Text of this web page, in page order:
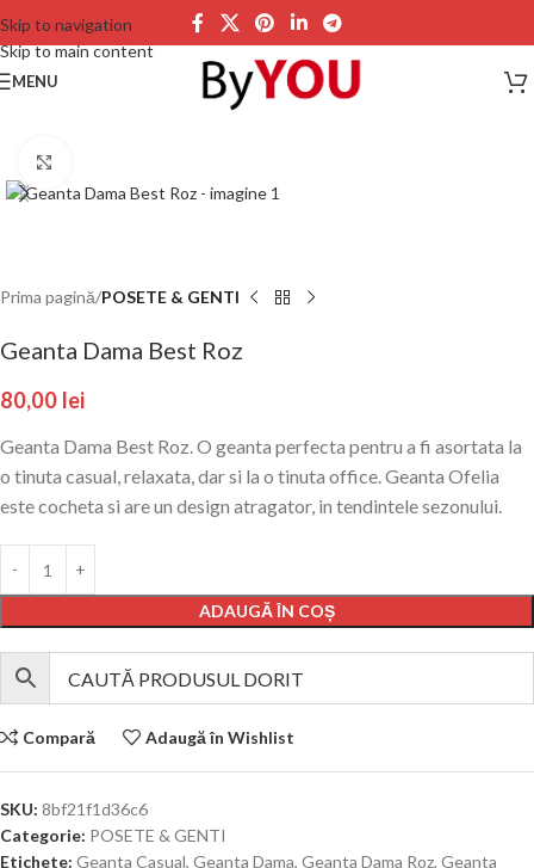
Skip to navigation
Skip to main content
MENU
Prima pagină POSETE & GENTI
Geanta Dama Best Roz
80,00 lei
Geanta Dama Best Roz. O geanta perfecta pentru a fi asortata la
o tinuta casual, relaxata, dar si la o tinuta office. Geanta Ofelia
este cocheta si are un design atragator, in tendintele sezonului.
ADAUGĂ ÎN COȘ
Compară Adaugă în Wishlist
SKU: 8bf21f1d36c6
Categorie: POSETE & GENTI
Etichete: Geanta Casual, Geanta Dama, Geanta Dama Roz, Geanta